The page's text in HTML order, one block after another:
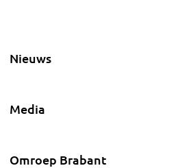
Nieuws
Media
Omroep Brabant